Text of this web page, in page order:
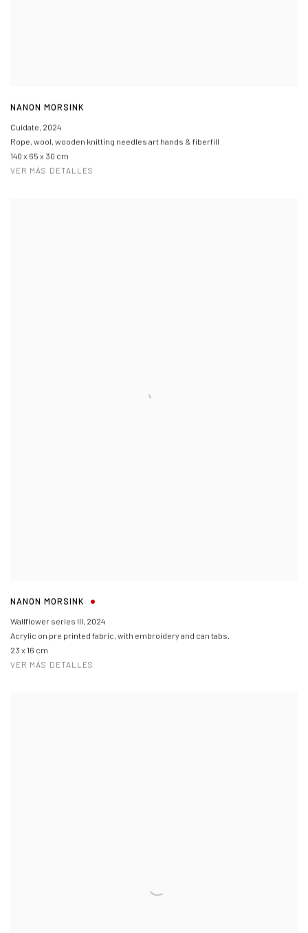
NANON MORSINK
Cuidate, 2024
Rope, wool, wooden knitting needles art hands & fiberfill
140 x 65 x 30 cm
VER MÁS DETALLES
NANON MORSINK
Wallflower series III, 2024
Acrylic on pre printed fabric, with embroidery and can tabs.
23 x 16 cm
VER MÁS DETALLES